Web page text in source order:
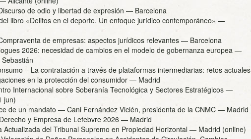
de odio y libertad de expresión — Barcelona
libro «Delitos en el deporte. Un enfoque jurídico contemporáneo» —
de empresas: aspectos jurídicos relevantes — Barcelona
2026: necesidad de cambios en el modelo de gobernanza europea —
– La contratación a través de plataformas intermediarias: retos actuales
en la protección del consumidor — Madrid
Internacional sobre Soberanía Tecnológica y Sectores Estratégicos —
jun)
de un mandato — Cani Fernández Vicién, presidenta de la CNMC — Madrid
y Empresa de Lefebvre 2026 — Madrid
Actualizada del Tribunal Supremo en Propiedad Horizontal — Madrid (online)